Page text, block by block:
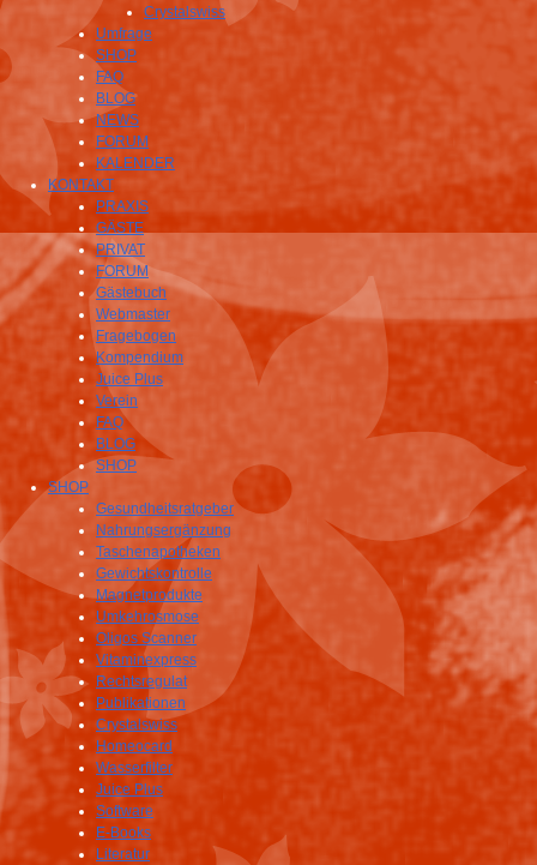
Crystalswiss
Umfrage
SHOP
FAQ
BLOG
NEWS
FORUM
KALENDER
KONTAKT
PRAXIS
GÄSTE
PRIVAT
FORUM
Gästebuch
Webmaster
Fragebogen
Kompendium
Juice Plus
Verein
FAQ
BLOG
SHOP
SHOP
Gesundheitsratgeber
Nahrungsergänzung
Taschenapotheken
Gewichtskontrolle
Magnetprodukte
Umkehrosmose
Oligos Scanner
Vitaminexpress
Rechtsregulat
Publikationen
Crystalswiss
Homeocard
Wasserfilter
Juice Plus
Software
E-Books
Literatur